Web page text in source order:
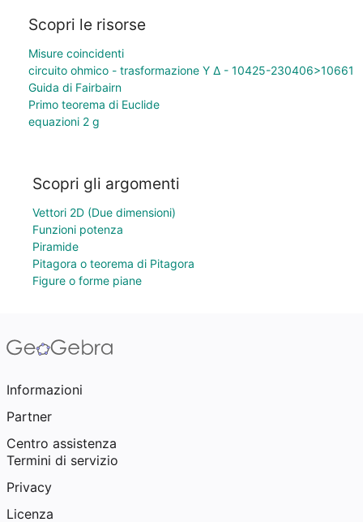
Scopri le risorse
Misure coincidenti
circuito ohmico - trasformazione Y Δ - 10425-230406>10661
Guida di Fairbairn
Primo teorema di Euclide
equazioni 2 g
Scopri gli argomenti
Vettori 2D (Due dimensioni)
Funzioni potenza
Piramide
Pitagora o teorema di Pitagora
Figure o forme piane
Informazioni
Partner
Centro assistenza
Termini di servizio
Privacy
Licenza